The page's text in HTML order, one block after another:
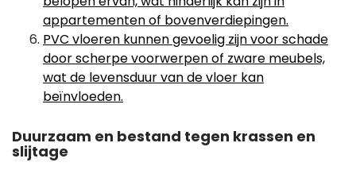
appartementen of bovenverdiepingen.
PVC vloeren kunnen gevoelig zijn voor schade
door scherpe voorwerpen of zware meubels,
wat de levensduur van de vloer kan
beïnvloeden.
Duurzaam en bestand tegen krassen en
slijtage